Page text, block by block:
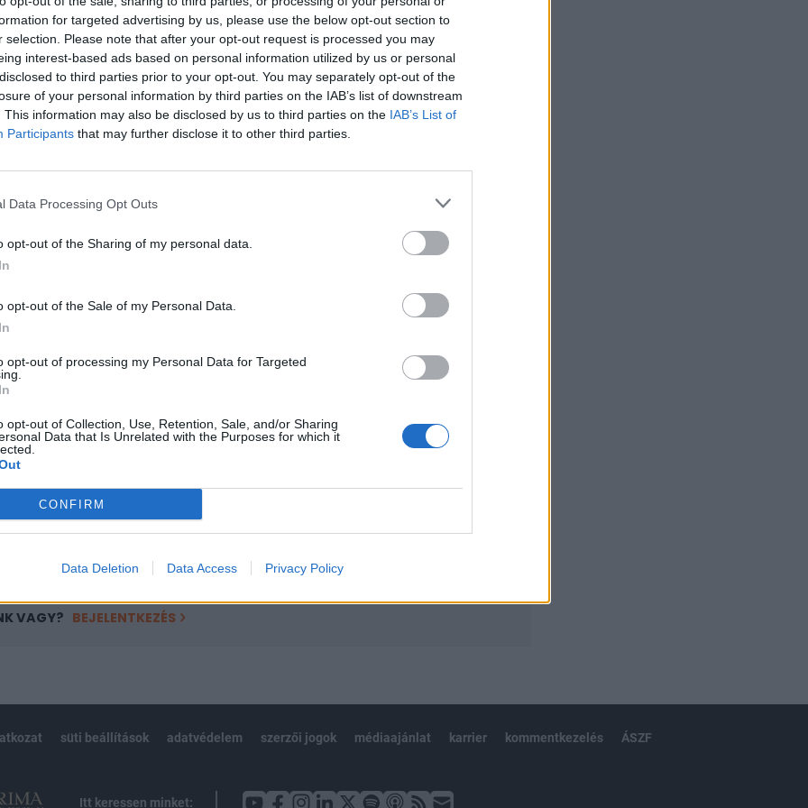
for targeted advertising by us, please use the below opt-out section to
selection. Please note that after your opt-out request is processed you may
interest-based ads based on personal information utilized by us or personal
to third parties prior to your opt-out. You may separately opt-out of the
of your personal information by third parties on the IAB’s list of downstream
This information may also be disclosed by us to third parties on the IAB’s List of
Participants that may further disclose it to other third parties.
Data Processing Opt Outs
opt-out of the Sharing of my personal data.
opt-out of the Sale of my Personal Data.
opt-out of processing my Personal Data for Targeted
opt-out of Collection, Use, Retention, Sale, and/or Sharing
Data that Is Unrelated with the Purposes for which it
CONFIRM
Data Deletion Data Access Privacy Policy
Mohammad Dzsavád Zaríf úgy véli, Teheránnak ki kellene
konfliktusban szerzett előnyös pozícióját. Szerinte átfogó
folyóiratban megjelent írásában kifejtette, hogy Irán "felülkerekedett" a
azonban ezt az előnyt nem a harcok folytatására kellene felhasználni. Ehelyett ki
győzelmet, és megkötni egy olyan megállapodást, amely lezárja a jelenlegi
portfolio.hu hírarchívumához tartozik, melynek olvasása előfizetéses
tartalmazza:
cikkarchívum
elmúlt 2 év napon belüli
VAGY? BEJELENTKEZÉS
süti beállítások adatvédelem szerzői jogok médiaajánlat karrier kommentkezelés ÁSZF
Itt keressen minket: